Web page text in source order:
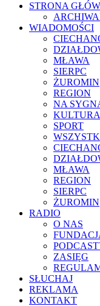
STRONA
WIADOMOŚCI
MŁAWA
SIERPC
ŻUROMIN
REGION
NA
KULTURA
SPORT
MŁAWA
REGION
SIERPC
ŻUROMIN
RADIO
O NAS
ZASIĘG
SŁUCHAJ
REKLAMA
KONTAKT